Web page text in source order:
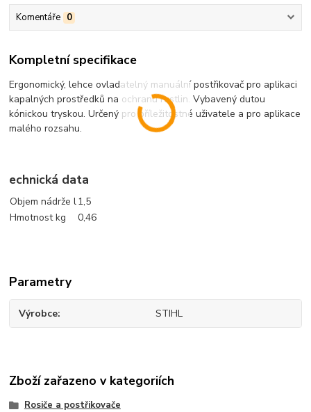
Komentáře 0
Kompletní specifikace
Ergonomický, lehce ovladatelný manuální postřikovač pro aplikaci
kapalných prostředků na ochranu rostlin. Vybavený dutou
kónickou tryskou. Určený pro příležitostné uživatele a pro aplikace
malého rozsahu.
echnická data
Objem nádrže l1,5
Hmotnost kg
0,46
Parametry
Výrobce STIHL
Zboží zařazeno v kategoriích
Rosiče a postřikovače